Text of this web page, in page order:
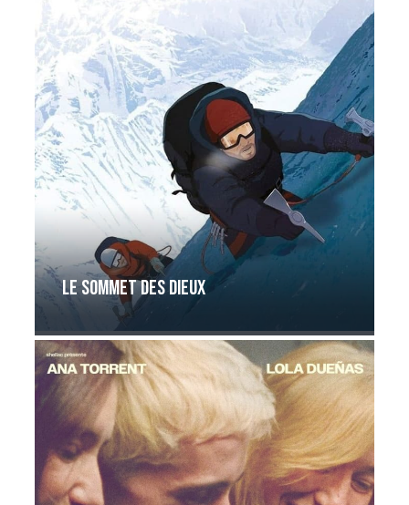
Le sommet des dieux